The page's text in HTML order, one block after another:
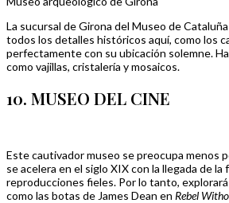
La sucursal de Girona del Museo de
todos los detalles históricos aquí, como los
perfectamente con su ubicación solemne.
como vajillas, cristalería y mosaicos.
10. MUSEO DEL CINE
Este cautivador museo se preocupa menos
se acelera en el siglo XIX con la llegada de
reproducciones fieles. Por lo tanto,
como las botas de James Dean en Rebel